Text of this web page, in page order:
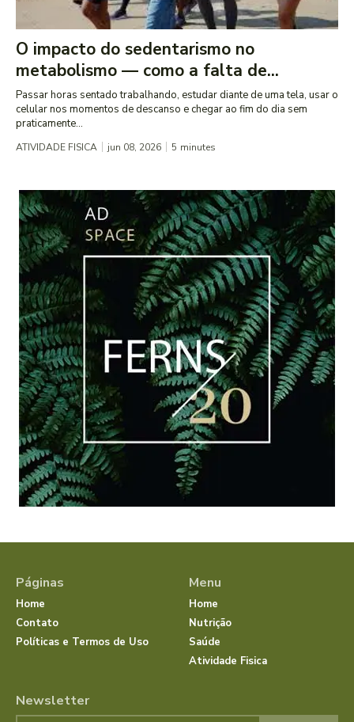
O impacto do sedentarismo no
metabolismo — como a falta de...
Passar horas sentado trabalhando, estudar diante de uma tela, usar o
celular nos momentos de descanso e chegar ao fim do dia sem
praticamente...
ATIVIDADE FISICA jun 08, 2026 5 minutes
Páginas
Home
Contato
Políticas e Termos de Uso
Menu
Home
Nutrição
Saúde
Atividade Fisica
Newsletter